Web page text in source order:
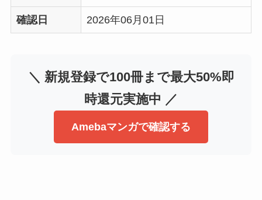
確認日 2026年06月01日
＼ 新規登録で100冊まで最大50%即
時還元実施中 ／
Amebaマンガで確認する